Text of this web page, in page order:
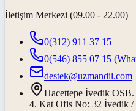
İletişim Merkezi (09.00 - 22.00)
0(312) 911 37 15
0(546) 855 07 15
destek@uzmandil.com
Hacettepe İvedik
4. Kat Ofis No: 32 İvedik